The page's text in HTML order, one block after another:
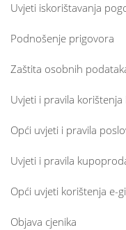
Uvjeti iskorištavanja
Podnošenje prigovora
Zaštita osobnih
Uvjeti i pravila
Opći uvjeti i pravila
Uvjeti i pravila
Opći uvjeti korištenja e-
Objava cjenika